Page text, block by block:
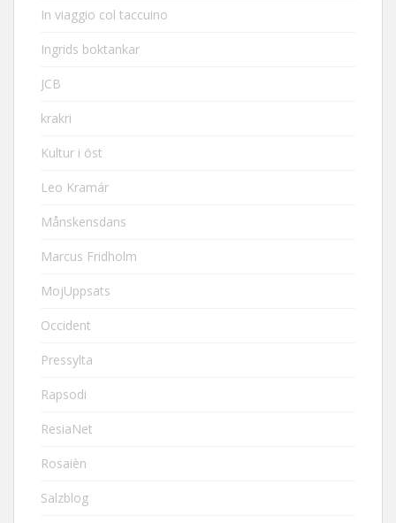
In viaggio col taccuino
Ingrids boktankar
JCB
krakri
Kultur i öst
Leo Kramár
Månskensdans
Marcus Fridholm
MojUppsats
Occident
Pressylta
Rapsodi
ResiaNet
Rosaièn
Salzblog